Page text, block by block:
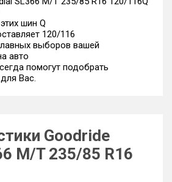
шин Q
120/116
выборов вашей
авто
помогут подобрать
Вас.
Goodride
M/T 235/85 R16